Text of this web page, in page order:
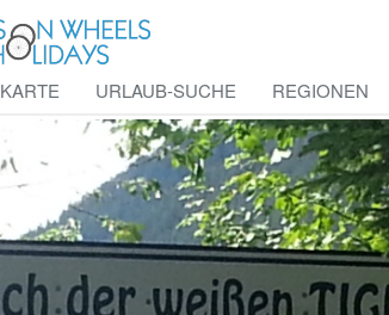
KARTE URLAUB-SUCHE REGIONEN